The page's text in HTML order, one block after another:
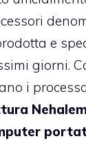
e
giorni.
i